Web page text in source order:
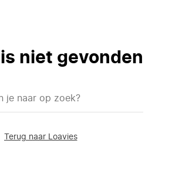
is niet gevonden
Terug naar Loavies